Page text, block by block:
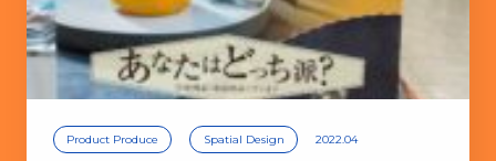
Product Produce Spatial Design 2022.04